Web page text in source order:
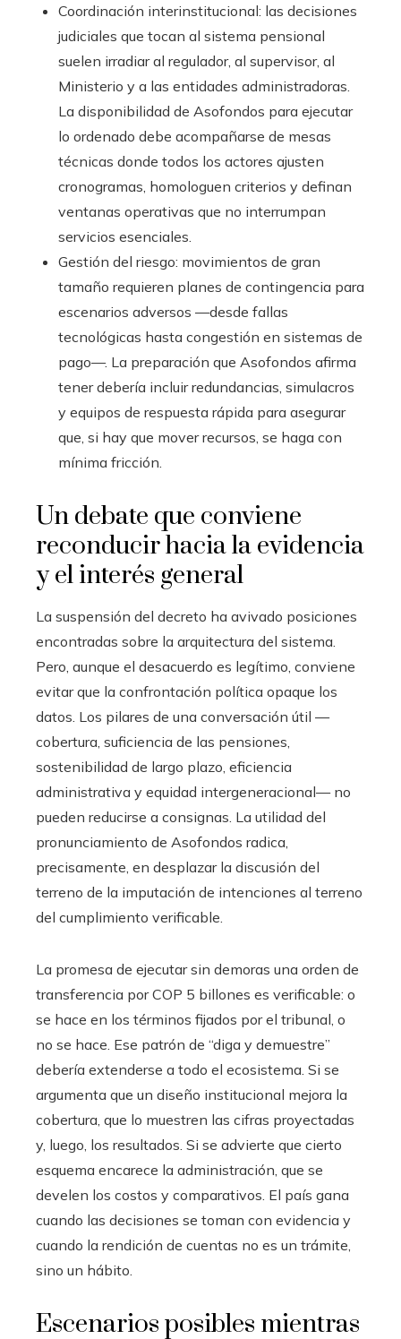
Coordinación interinstitucional: las decisiones
judiciales que tocan al sistema pensional
suelen irradiar al regulador, al supervisor, al
Ministerio y a las entidades administradoras.
La disponibilidad de Asofondos para ejecutar
lo ordenado debe acompañarse de mesas
técnicas donde todos los actores ajusten
cronogramas, homologuen criterios y definan
ventanas operativas que no interrumpan
servicios esenciales.
Gestión del riesgo: movimientos de gran
tamaño requieren planes de contingencia para
escenarios adversos —desde fallas
tecnológicas hasta congestión en sistemas de
pago—. La preparación que Asofondos afirma
tener debería incluir redundancias, simulacros
y equipos de respuesta rápida para asegurar
que, si hay que mover recursos, se haga con
mínima fricción.
Un debate que conviene
reconducir hacia la evidencia
y el interés general
La suspensión del decreto ha avivado posiciones
encontradas sobre la arquitectura del sistema.
Pero, aunque el desacuerdo es legítimo, conviene
evitar que la confrontación política opaque los
datos. Los pilares de una conversación útil —
cobertura, suficiencia de las pensiones,
sostenibilidad de largo plazo, eficiencia
administrativa y equidad intergeneracional— no
pueden reducirse a consignas. La utilidad del
pronunciamiento de Asofondos radica,
precisamente, en desplazar la discusión del
terreno de la imputación de intenciones al terreno
del cumplimiento verificable.
La promesa de ejecutar sin demoras una orden de
transferencia por COP 5 billones es verificable: o
se hace en los términos fijados por el tribunal, o
no se hace. Ese patrón de “diga y demuestre”
debería extenderse a todo el ecosistema. Si se
argumenta que un diseño institucional mejora la
cobertura, que lo muestren las cifras proyectadas
y, luego, los resultados. Si se advierte que cierto
esquema encarece la administración, que se
develen los costos y comparativos. El país gana
cuando las decisiones se toman con evidencia y
cuando la rendición de cuentas no es un trámite,
sino un hábito.
Escenarios posibles mientras